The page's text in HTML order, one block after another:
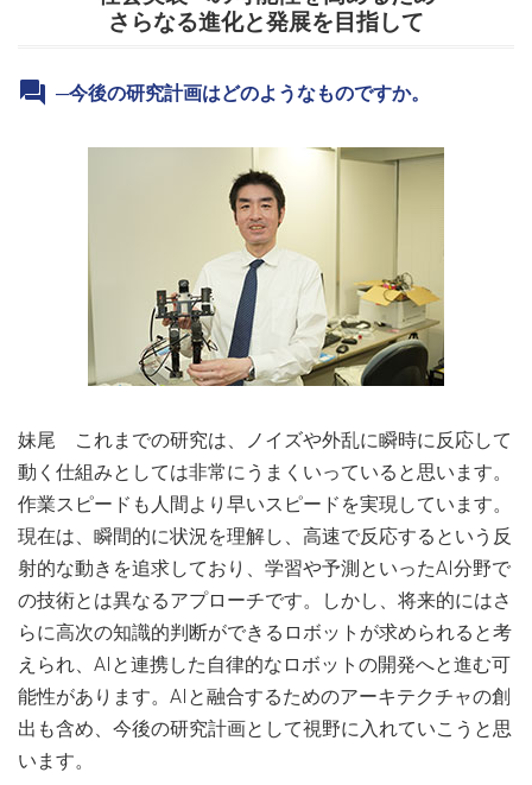
さらなる進化と発展を目指して
─今後の研究計画はどのようなものですか。
妹尾 これまでの研究は、ノイズや外乱に瞬時に反応して
動く仕組みとしては非常にうまくいっていると思います。
作業スピードも人間より早いスピードを実現しています。
現在は、瞬間的に状況を理解し、高速で反応するという反
射的な動きを追求しており、学習や予測といったAI分野で
の技術とは異なるアプローチです。しかし、将来的にはさ
らに高次の知識的判断ができるロボットが求められると考
えられ、AIと連携した自律的なロボットの開発へと進む可
能性があります。AIと融合するためのアーキテクチャの創
出も含め、今後の研究計画として視野に入れていこうと思
います。